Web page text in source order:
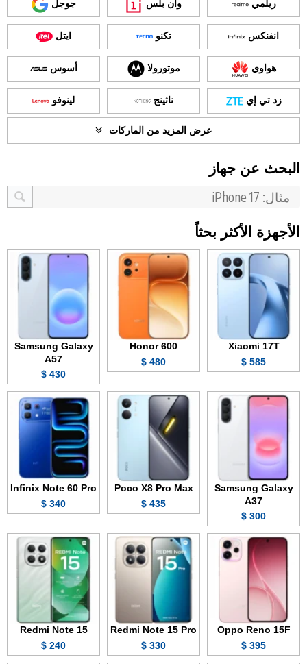
ريلمي وان بلس جوجل
انفنكس تكنو ايتل
هواوي موتورولا أسوس
زد تي إي ناثينج لينوفو
عرض المزيد من الماركات
البحث عن جهاز
الأجهزة الأكثر بحثاً
Xiaomi 17T
585 $
Honor 600
480 $
Samsung Galaxy
A57
430 $
Samsung Galaxy
A37
300 $
Poco X8 Pro Max
435 $
Infinix Note 60 Pro
340 $
Oppo Reno 15F
395 $
Redmi Note 15 Pro
330 $
Redmi Note 15
240 $